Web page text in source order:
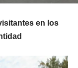
en los